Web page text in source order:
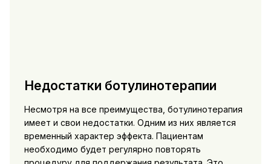
Недостатки ботулинотерапии
Несмотря на все преимущества, ботулинотерапия
имеет и свои недостатки. Одним из них является
временный характер эффекта. Пациентам
необходимо будет регулярно повторять